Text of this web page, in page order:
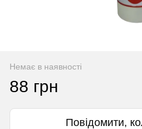
Немає в наявності
88 грн
Повідомити,